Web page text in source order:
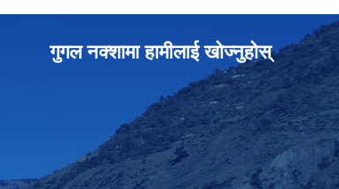
गुगल नक्शामा हामीलाई खोज्नुहोस्